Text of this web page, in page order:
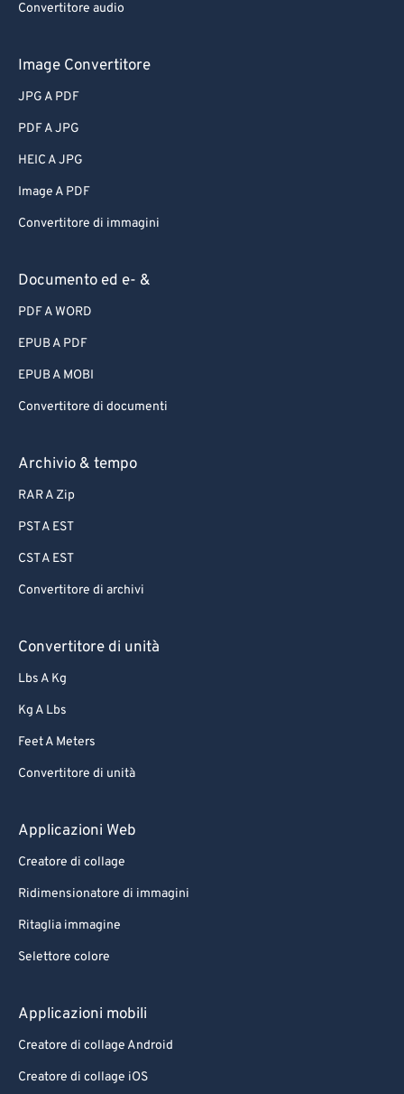
Convertitore audio
Image Convertitore
JPG A PDF
PDF A JPG
HEIC A JPG
Image A PDF
Convertitore di immagini
Documento ed e- &
PDF A WORD
EPUB A PDF
EPUB A MOBI
Convertitore di documenti
Archivio & tempo
RAR A Zip
PST A EST
CST A EST
Convertitore di archivi
Convertitore di unità
Lbs A Kg
Kg A Lbs
Feet A Meters
Convertitore di unità
Applicazioni Web
Creatore di collage
Ridimensionatore di immagini
Ritaglia immagine
Selettore colore
Applicazioni mobili
Creatore di collage Android
Creatore di collage iOS